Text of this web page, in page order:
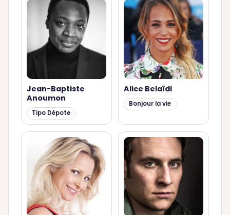
Jean-Baptiste
Anoumon
Tipo Dépote
Alice Belaïdi
Bonjour la vie